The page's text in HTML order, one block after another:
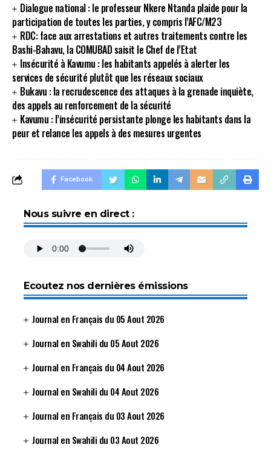
Dialogue national : le professeur Nkere Ntanda plaide pour la
participation de toutes les parties, y compris l’AFC/M23
RDC: face aux arrestations et autres traitements contre les
Bashi-Bahavu, la COMUBAD saisit le Chef de l’Etat
Insécurité à Kavumu : les habitants appelés à alerter les
services de sécurité plutôt que les réseaux sociaux
Bukavu : la recrudescence des attaques à la grenade inquiète,
des appels au renforcement de la sécurité
Kavumu : l’insécurité persistante plonge les habitants dans la
peur et relance les appels à des mesures urgentes
Facebook
Nous suivre en direct :
Ecoutez nos dernières émissions
Journal en Français du 05 Aout 2026
Journal en Swahili du 05 Aout 2026
Journal en Français du 04 Aout 2026
Journal en Swahili du 04 Aout 2026
Journal en Français du 03 Aout 2026
Journal en Swahili du 03 Aout 2026